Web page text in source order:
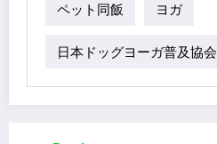
ペット同飯 ヨガ
日本ドッグヨーガ普及協会